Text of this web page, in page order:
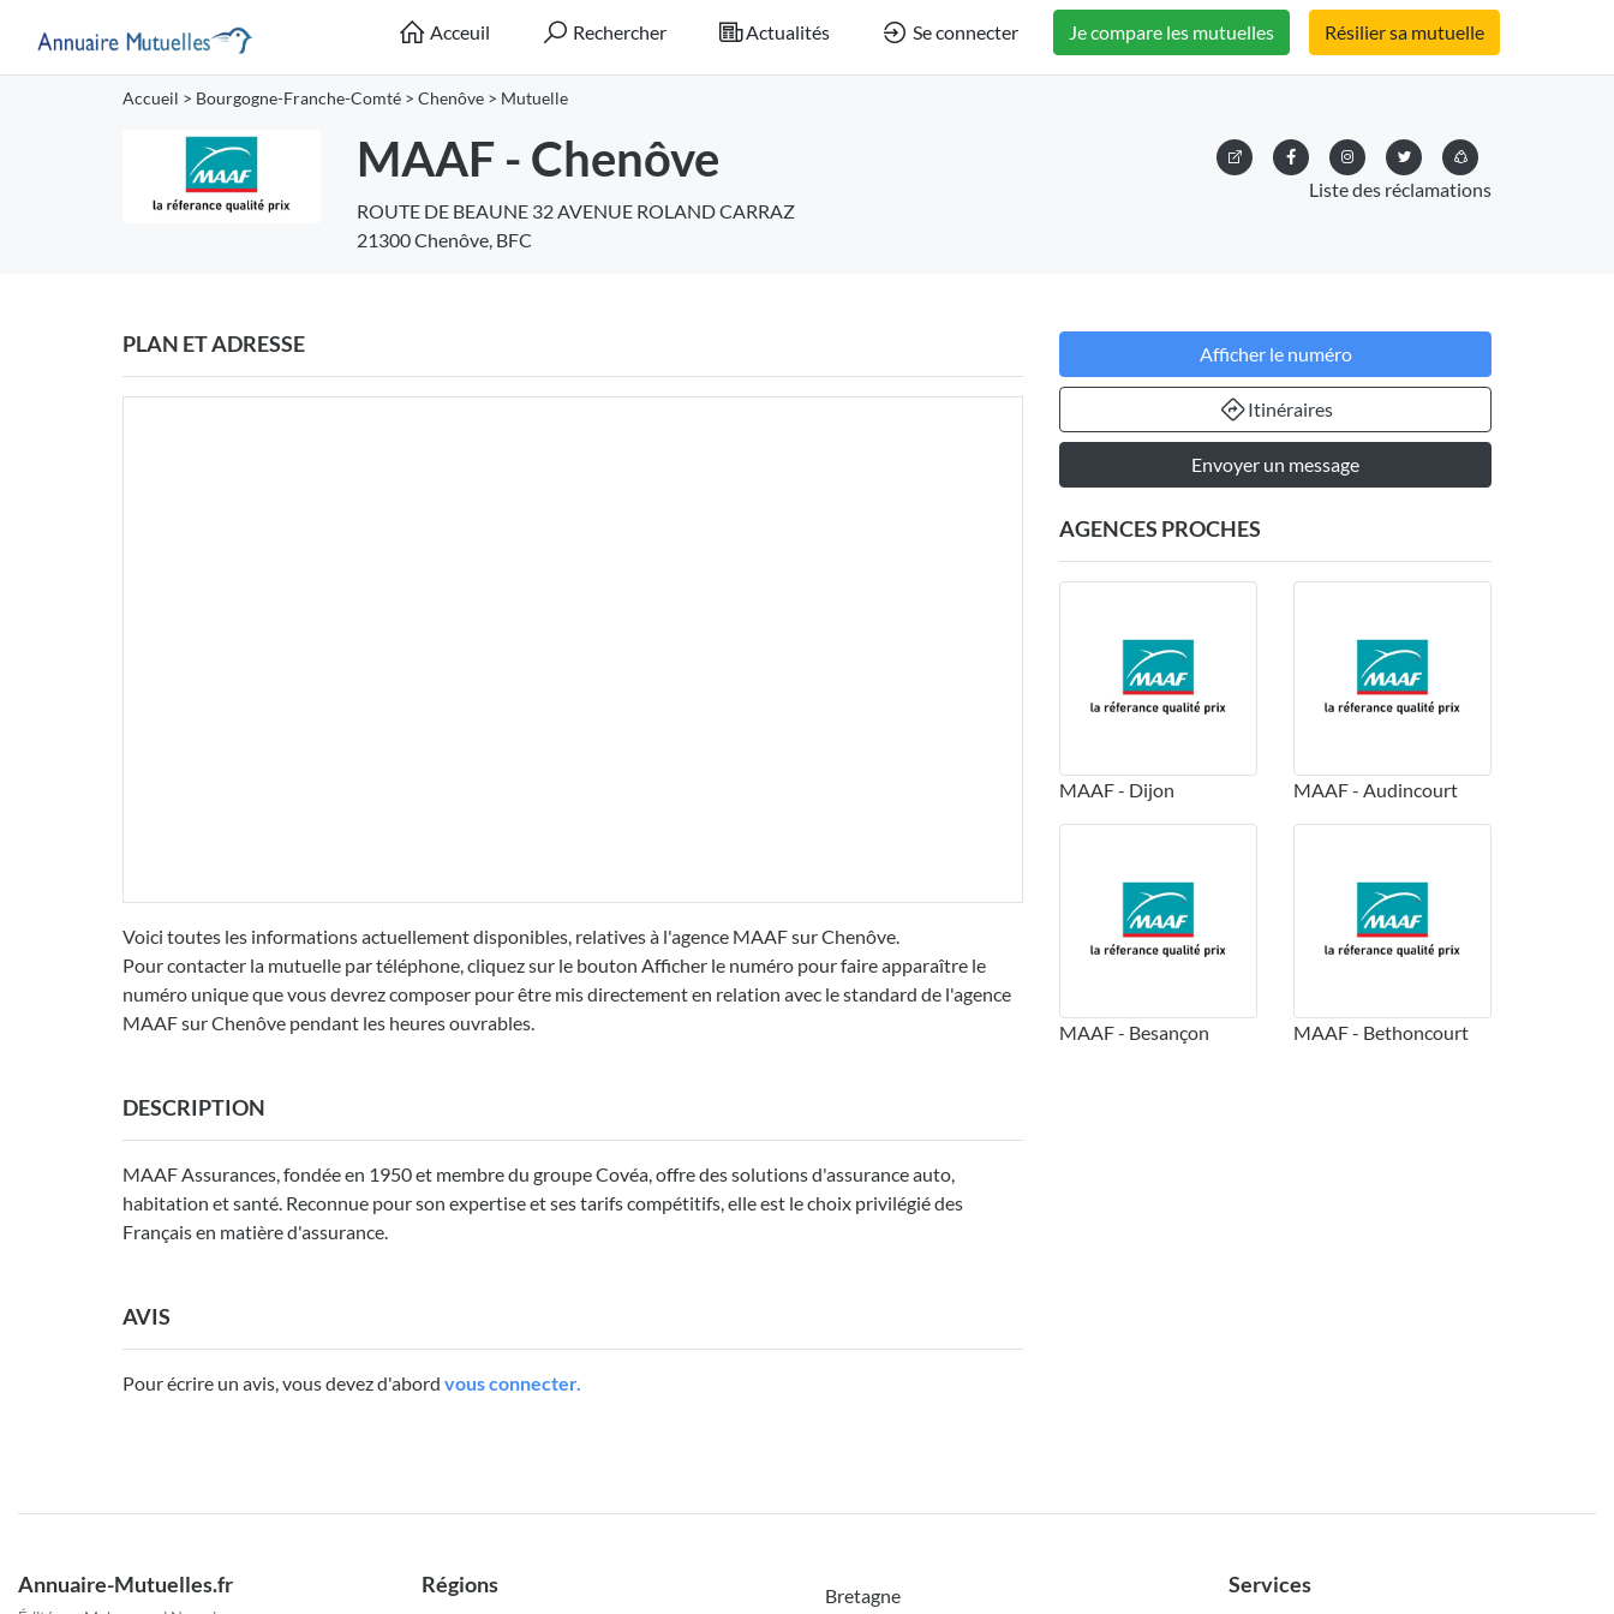
Acceuil Rechercher Actualités Se connecter Je compare les mutuelles Résilier sa mutuelle
Accueil > Bourgogne-Franche-Comté > Chenôve > Mutuelle
MAAF - Chenôve
ROUTE DE BEAUNE 32 AVENUE ROLAND CARRAZ
21300 Chenôve, BFC
Liste des réclamations
PLAN ET ADRESSE
Voici toutes les informations actuellement disponibles, relatives à l'agence MAAF sur Chenôve.
Pour contacter la mutuelle par téléphone, cliquez sur le bouton Afficher le numéro pour faire apparaître le
numéro unique que vous devrez composer pour être mis directement en relation avec le standard de l'agence
MAAF sur Chenôve pendant les heures ouvrables.
DESCRIPTION
MAAF Assurances, fondée en 1950 et membre du groupe Covéa, offre des solutions d'assurance auto,
habitation et santé. Reconnue pour son expertise et ses tarifs compétitifs, elle est le choix privilégié des
Français en matière d'assurance.
AVIS
Pour écrire un avis, vous devez d'abord vous connecter.
Afficher le numéro
Itinéraires
Envoyer un message
AGENCES PROCHES
MAAF - Dijon MAAF - Audincourt
MAAF - Besançon MAAF - Bethoncourt
Annuaire-Mutuelles.fr Régions
Bretagne
Services